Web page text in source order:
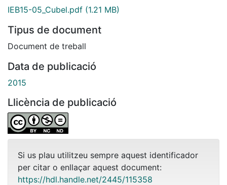
IEB15-05_Cubel.pdf (1.21 MB)
Tipus de document
Document de treball
Data de publicació
2015
Llicència de publicació
Si us plau utilitzeu sempre aquest identificador
per citar o enllaçar aquest document:
https://hdl.handle.net/2445/115358